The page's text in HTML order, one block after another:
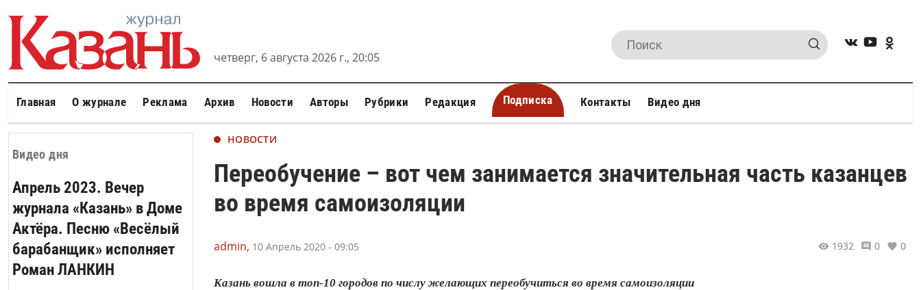
четверг, 6 августа 2026 г., 20:05
Главная О журнале Реклама Архив Новости Авторы Рубрики Редакция Подписка Контакты Видео дня
Видео дня
Апрель 2023. Вечер
журнала «Казань» в Доме
Актёра. Песню «Весёлый
барабанщик» исполняет
Роман ЛАНКИН
НОВОСТИ
Переобучение – вот чем занимается значительная часть казанцев
во время самоизоляции
admin, 10 Апрель 2020 - 09:05 1932 0 0
Казань вошла в топ-10 городов по числу желающих переобучиться во время самоизоляции